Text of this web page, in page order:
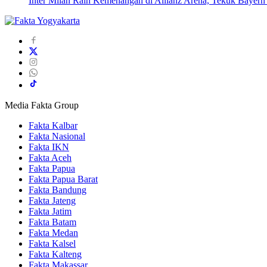
Media Fakta Group
Fakta Kalbar
Fakta Nasional
Fakta IKN
Fakta Aceh
Fakta Papua
Fakta Papua Barat
Fakta Bandung
Fakta Jateng
Fakta Jatim
Fakta Batam
Fakta Medan
Fakta Kalsel
Fakta Kalteng
Fakta Makassar